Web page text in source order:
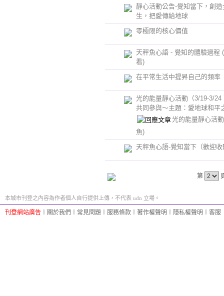
靜心活動公告-覺知當下，創
生，把愛傳給地球
零極限的核心價值
天秤魚心語 - 覺知的體驗過程
看)
在平常生活中提昇自己的頻率
光的能量靜心活動（3/19-3/24
共同參與～主題：愛地球和平
光的能量靜心活
魚)
天秤魚心語-覺知當下（歡迎收
第
本城市刊登之內容為作者個人自行提供上傳，不代表 udn 立場。
刊登網站廣告 關於我們 常見問題 服務條款 著作權聲明 隱私權聲明 客服